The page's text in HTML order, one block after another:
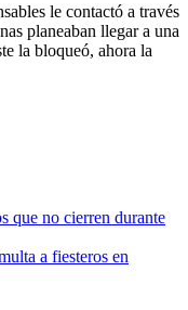
le contactó a través
planeaban llegar a una
la bloqueó, ahora la
que no cierren durante
a fiesteros en